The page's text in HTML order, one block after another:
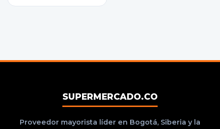
SUPERMERCADO.CO
Proveedor mayorista líder en Bogotá, Siberia y la